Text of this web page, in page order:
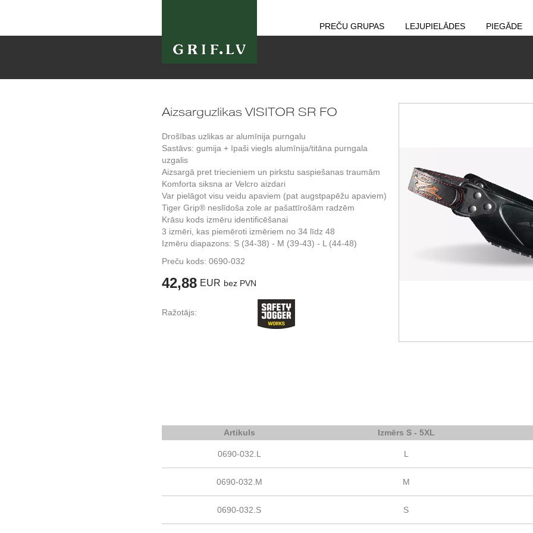
PREČU GRUPAS LEJUPIELĀDES PIEGĀDE
Aizsarguzlikas VISITOR SR FO
Drošības uzlikas ar alumīnija purngalu
Sastāvs: gumija + īpaši viegls alumīnija/titāna purngala
uzgalis
Aizsargā pret triecieniem un pirkstu saspiešanas traumām
Komforta siksna ar Velcro aizdari
Var pielāgot visu veidu apaviem (pat augstpapēžu apaviem)
Tiger Grip® neslīdoša zole ar pašattīrošām radzēm
Krāsu kods izmēru identificēšanai
3 izmēri, kas piemēroti izmēriem no 34 līdz 48
Izmēru diapazons: S (34-38) - M (39-43) - L (44-48)
Preču kods: 0690-032
42,88 EUR bez PVN
Ražotājs:
Artikuls Izmērs S - 5XL
0690-032.L L
0690-032.M M
0690-032.S S